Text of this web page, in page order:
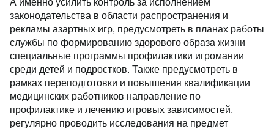
А именно усилить контроль за исполнением
законодательства в области распространения и
рекламы азартных игр, предусмотреть в планах работы
службы по формированию здорового образа жизни
специальные программы профилактики игромании
среди детей и подростков. Также предусмотреть в
рамках переподготовки и повышения квалификации
медицинских работников направление по
профилактике и лечению игровых зависимостей,
регулярно проводить исследования на предмет